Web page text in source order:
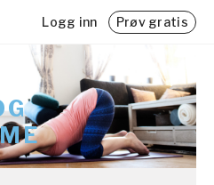
søvn m.m.
en utfordring
lesning
retreats og
Logg inn Prøv gratis